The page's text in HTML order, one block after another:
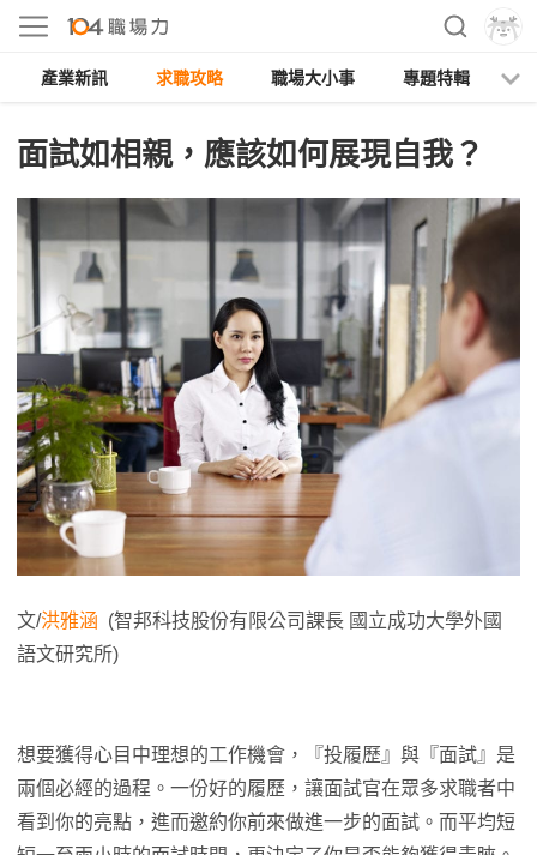
產業新訊 求職攻略 職場大小事 專題特輯
面試如相親，應該如何展現自我？
文/洪雅涵 (智邦科技股份有限公司課長 國立成功大學外國
語文研究所)
想要獲得心目中理想的工作機會，『投履歷』與『面試』是
兩個必經的過程。一份好的履歷，讓面試官在眾多求職者中
看到你的亮點，進而邀約你前來做進一步的面試。而平均短